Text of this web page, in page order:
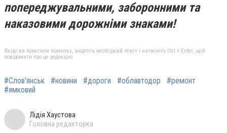
попереджувальними, заборонними та
наказовими дорожніми знаками!
Якщо ви помітили помилку, виділіть необхідний текст і натисніть Ctrl + Enter, щоб
повідомити про це редакцію
#Слов'янськ #новини #дороги #облавтодор
#ремонт
#ямковий
Лідія Хаустова
Головна редакторка